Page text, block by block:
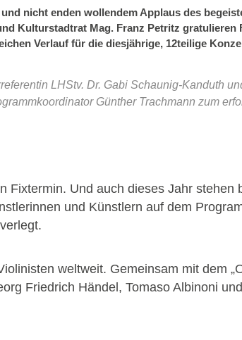
nicht enden wollendem Applaus des
Kulturstadtrat Mag. Franz Petritz gratulieren
Verlauf für die diesjährige, 12teilige
LHStv. Dr. Gabi Schaunig-Kanduth
Günther Trachmann zum
Und auch dieses Jahr stehen
und Künstlern auf dem
weltweit. Gemeinsam mit dem
Friedrich Händel, Tomaso Albinoni